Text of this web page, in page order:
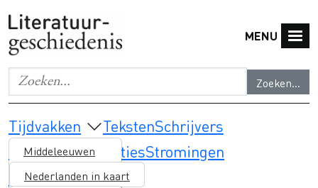
MENU
Zoeken...
Geef de woorden op waar je naar wilt zoeken.
Main navigation
Tijdvakken
Middeleeuwen
Nederlanden in kaart
16e eeuw
TekstenSchrijvers
Thema's & selectiesStromingen
Lesmateriaal